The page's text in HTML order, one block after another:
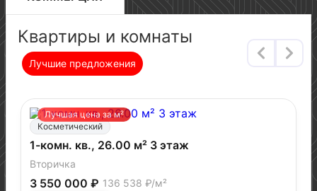
Квартиры и комнаты
Лучшие предложения
Лучшая цена за м²
Косметический
1-комн. кв., 26.00 м² 3 этаж
Вторичка
3 550 000 ₽ 136 538 ₽/м²